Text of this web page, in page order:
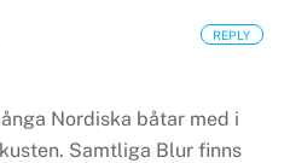
Nordiska båtar med i
Samtliga Blur finns
REPLY